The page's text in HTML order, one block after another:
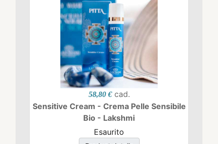
58,80 € cad.
Sensitive Cream - Crema Pelle Sensibile
Bio - Lakshmi
Esaurito